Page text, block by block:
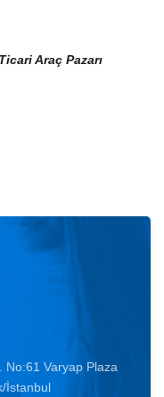
Araç Pazarı
No:61 Varyap Plaza
İstanbul